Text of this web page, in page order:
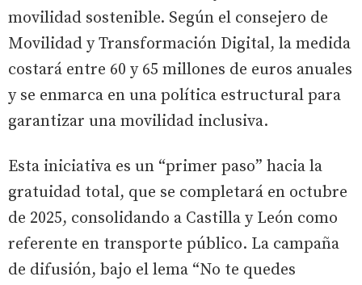
movilidad sostenible. Según el consejero de
Movilidad y Transformación Digital, la medida
costará entre 60 y 65 millones de euros anuales
y se enmarca en una política estructural para
garantizar una movilidad inclusiva.
Esta iniciativa es un “primer paso” hacia la
gratuidad total, que se completará en octubre
de 2025, consolidando a Castilla y León como
referente en transporte público. La campaña
de difusión, bajo el lema “No te quedes